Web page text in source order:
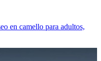
en camello para adultos,